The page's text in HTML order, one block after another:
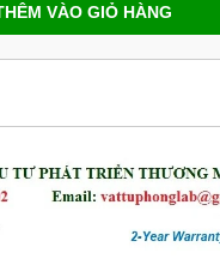
VÀO GIỎ HÀNG